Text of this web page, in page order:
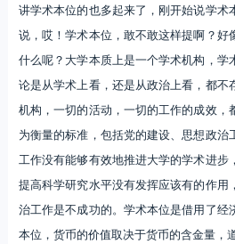
讲学术本位的也多起来了，刚开始说学术
说，哎！学术本位，敢不敢这样提啊？好
什么呢？大学本质上是一个学术机构，学
论是从学术上看，还是从政治上看，都不
机构，一切的活动，一切的工作的成效，
为衡量的标准，包括党的建设、思想政
工作没有能够有效地推进大学的学术进步
提高科学研究水平没有发挥应该有的作用
治工作是不成功的。学术本位是借用了经
本位，货币的价值取决于货币的含金量，